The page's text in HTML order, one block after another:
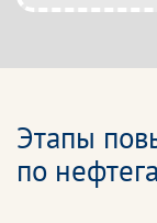
Этапы
по